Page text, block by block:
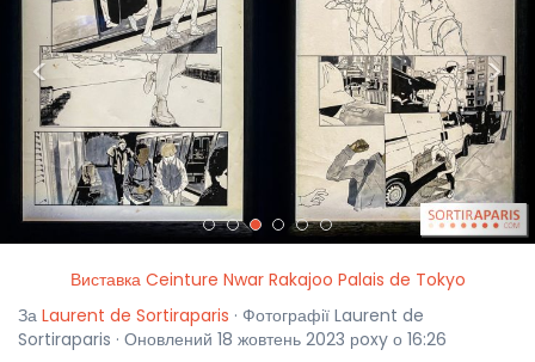
< >
Виставка Ceinture Nwar Rakajoo Palais de Tokyo
За Laurent de Sortiraparis · Фотографії Laurent de
Sortiraparis · Оновлений 18 жовтень 2023 рoxy о 16:26